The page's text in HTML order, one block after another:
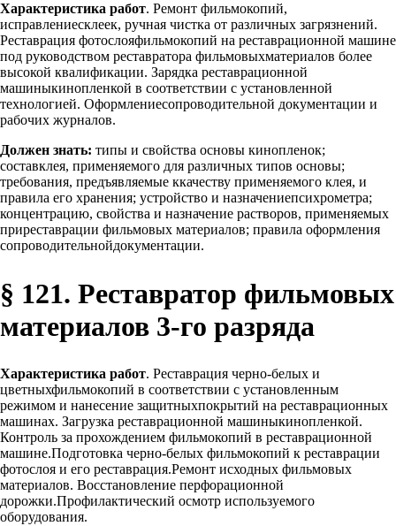
Характеристика работ. Ремонт фильмокопий,
исправлениесклеек, ручная чистка от различных загрязнений.
Реставрация фотослояфильмокопий на реставрационной машине
под руководством реставратора фильмовыхматериалов более
высокой квалификации. Зарядка реставрационной
машиныкинопленкой в соответствии с установленной
технологией. Оформлениесопроводительной документации и
рабочих журналов.
Должен знать: типы и свойства основы кинопленок;
составклея, применяемого для различных типов основы;
требования, предъявляемые ккачеству применяемого клея, и
правила его хранения; устройство и назначениепсихрометра;
концентрацию, свойства и назначение растворов, применяемых
приреставрации фильмовых материалов; правила оформления
сопроводительнойдокументации.
§ 121. Реставратор фильмовых
материалов 3-го разряда
Характеристика работ. Реставрация черно-белых и
цветныхфильмокопий в соответствии с установленным
режимом и нанесение защитныхпокрытий на реставрационных
машинах. Загрузка реставрационной машиныкинопленкой.
Контроль за прохождением фильмокопий в реставрационной
машине.Подготовка черно-белых фильмокопий к реставрации
фотослоя и его реставрация.Ремонт исходных фильмовых
материалов. Восстановление перфорационной
дорожки.Профилактический осмотр используемого
оборудования.